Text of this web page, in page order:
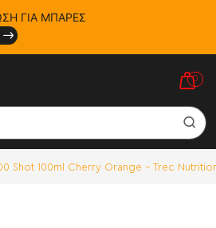
ΓΙΑ ΜΠΑΡΕΣ
0
Shot 100ml Cherry Orange - Trec